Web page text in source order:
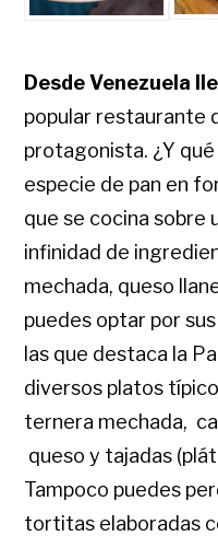
Desde Venezuela
popular restaurante
protagonista. ¿Y qué
especie de pan en
que se cocina sobre
infinidad de
mechada, queso
puedes optar por
las que destaca la
diversos platos
ternera mechada,
queso y tajadas
Tampoco puedes
tortitas elaboradas